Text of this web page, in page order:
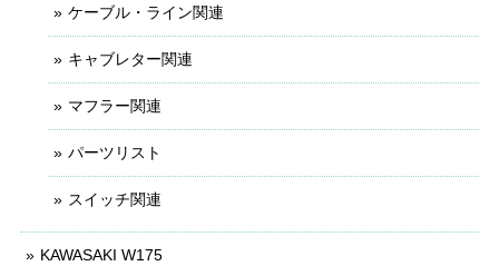
ケーブル・ライン関連
キャブレター関連
マフラー関連
パーツリスト
スイッチ関連
KAWASAKI W175